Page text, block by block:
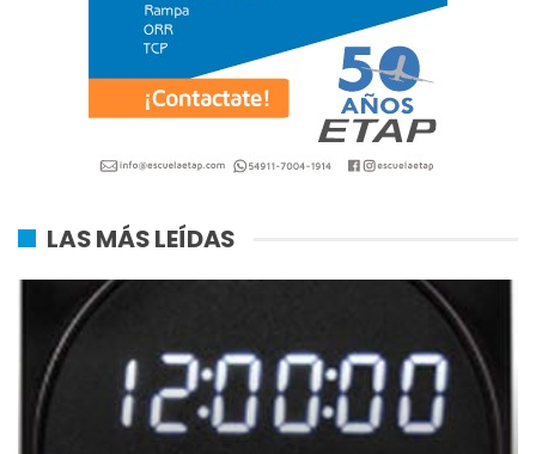
LAS MÁS LEÍDAS